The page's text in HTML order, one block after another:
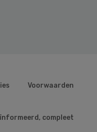
Voorwaarden
compleet